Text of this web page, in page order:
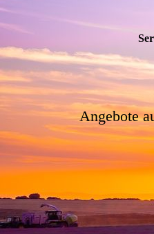
Angebote